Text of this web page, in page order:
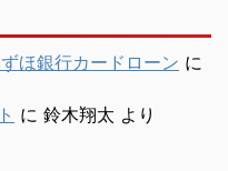
ほ銀行カードローン に
に 鈴木翔太 より